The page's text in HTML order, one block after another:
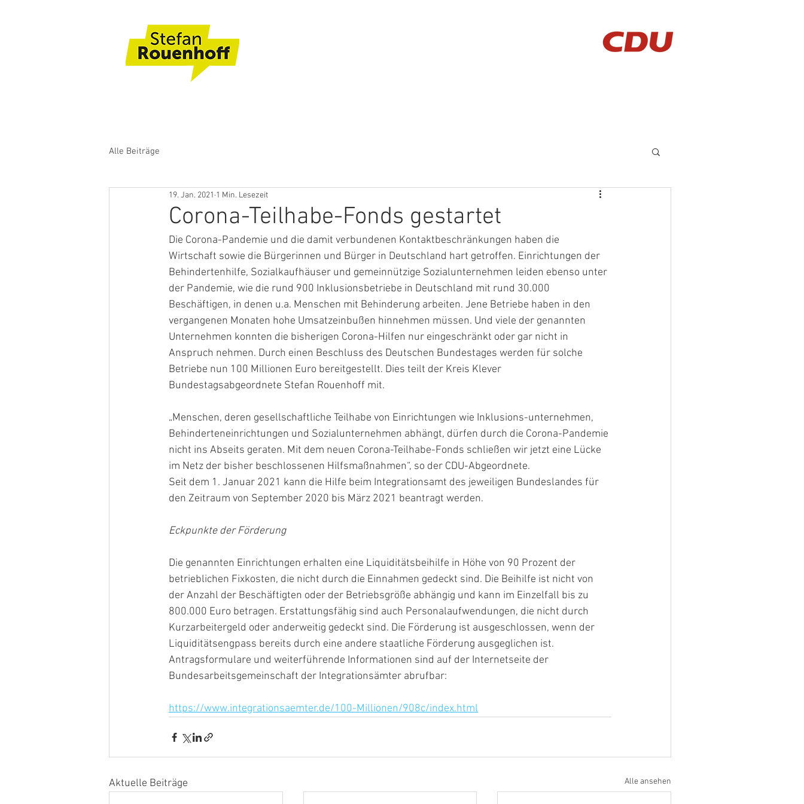
Alle Beiträge
Corona-Teilhabe-Fonds gestartet
19. Jan. 2021 1 Min. Lesezeit
Die Corona-Pandemie und die damit verbundenen Kontaktbeschränkungen haben die
Wirtschaft sowie die Bürgerinnen und Bürger in Deutschland hart getroffen. Einrichtungen der
Behindertenhilfe, Sozialkaufhäuser und gemeinnützige Sozialunternehmen leiden ebenso unter
der Pandemie, wie die rund 900 Inklusionsbetriebe in Deutschland mit rund 30.000
Beschäftigen, in denen u.a. Menschen mit Behinderung arbeiten. Jene Betriebe haben in den
vergangenen Monaten hohe Umsatzeinbußen hinnehmen müssen. Und viele der genannten
Unternehmen konnten die bisherigen Corona-Hilfen nur eingeschränkt oder gar nicht in
Anspruch nehmen. Durch einen Beschluss des Deutschen Bundestages werden für solche
Betriebe nun 100 Millionen Euro bereitgestellt. Dies teilt der Kreis Klever
Bundestagsabgeordnete Stefan Rouenhoff mit.
„Menschen, deren gesellschaftliche Teilhabe von Einrichtungen wie Inklusions-unternehmen,
Behinderteneinrichtungen und Sozialunternehmen abhängt, dürfen durch die Corona-Pandemie
nicht ins Abseits geraten. Mit dem neuen Corona-Teilhabe-Fonds schließen wir jetzt eine Lücke
im Netz der bisher beschlossenen Hilfsmaßnahmen“, so der CDU-Abgeordnete.
Seit dem 1. Januar 2021 kann die Hilfe beim Integrationsamt des jeweiligen Bundeslandes für
den Zeitraum von September 2020 bis März 2021 beantragt werden.
Eckpunkte der Förderung
Die genannten Einrichtungen erhalten eine Liquiditätsbeihilfe in Höhe von 90 Prozent der
betrieblichen Fixkosten, die nicht durch die Einnahmen gedeckt sind. Die Beihilfe ist nicht von
der Anzahl der Beschäftigten oder der Betriebsgröße abhängig und kann im Einzelfall bis zu
800.000 Euro betragen. Erstattungsfähig sind auch Personalaufwendungen, die nicht durch
Kurzarbeitergeld oder anderweitig gedeckt sind. Die Förderung ist ausgeschlossen, wenn der
Liquiditätsengpass bereits durch eine andere staatliche Förderung ausgeglichen ist.
Antragsformulare und weiterführende Informationen sind auf der Internetseite der
Bundesarbeitsgemeinschaft der Integrationsämter abrufbar:
https://www.integrationsaemter.de/100-Millionen/908c/index.html
Aktuelle Beiträge Alle ansehen